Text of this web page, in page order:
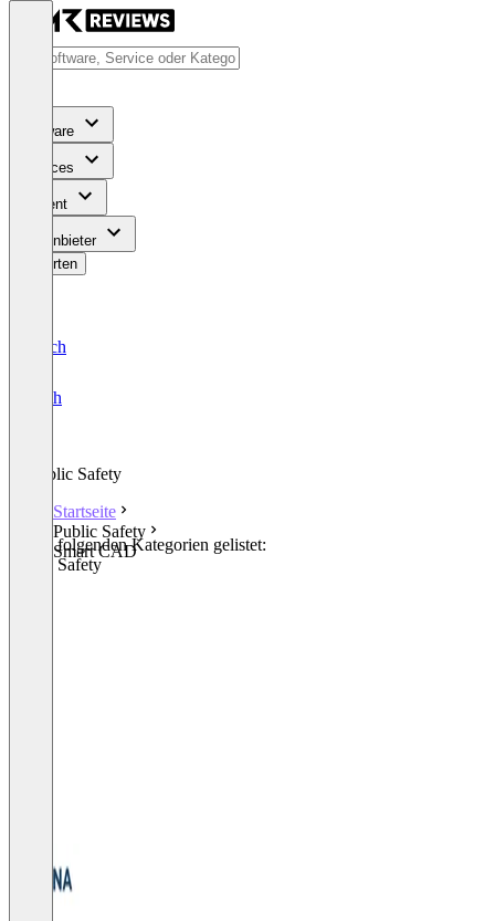
Software
Services
Content
Für Anbieter
Bewerten
Deutsch
English
Public Safety
Startseite
Public Safety
Smart CAD
In den folgenden Kategorien gelistet:
Public Safety